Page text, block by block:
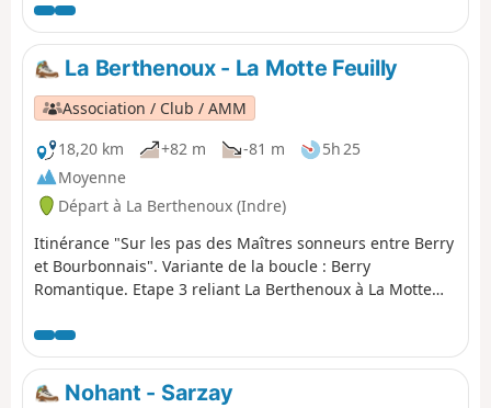
La Berthenoux - La Motte Feuilly
Association / Club / AMM
18,20 km
+82 m -81 m
5h 25
Moyenne
Départ à La Berthenoux (Indre)
Itinérance "Sur les pas des Maîtres sonneurs entre Berry
et Bourbonnais". Variante de la boucle : Berry
Romantique. Etape 3 reliant La Berthenoux à La Motte
Nohant - Sarzay